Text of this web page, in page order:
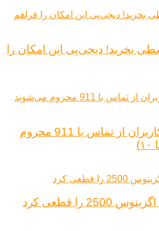
بخرید! دیجی‌پی این امکان را
باگ خطرناک پیکسل؛ کاربران از تماس با 911 محروم
را قطعی کرد